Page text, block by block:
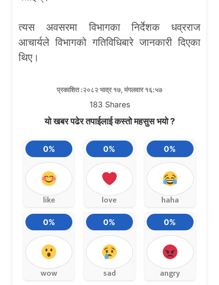
त्यस अवसरमा विभागका निर्देशक धव्रराज
आचार्यले विभागको गतिविधिबारे जानकारी दिएका
थिए।
प्रकाशित :२०८२ भाद्र १७, मंगलवार १६:५७
183 Shares
यो खबर पढेर तपाईलाई कस्तो महसुस भयो ?
0%
like
0%
love
0%
haha
0%
wow
0%
sad
0%
angry